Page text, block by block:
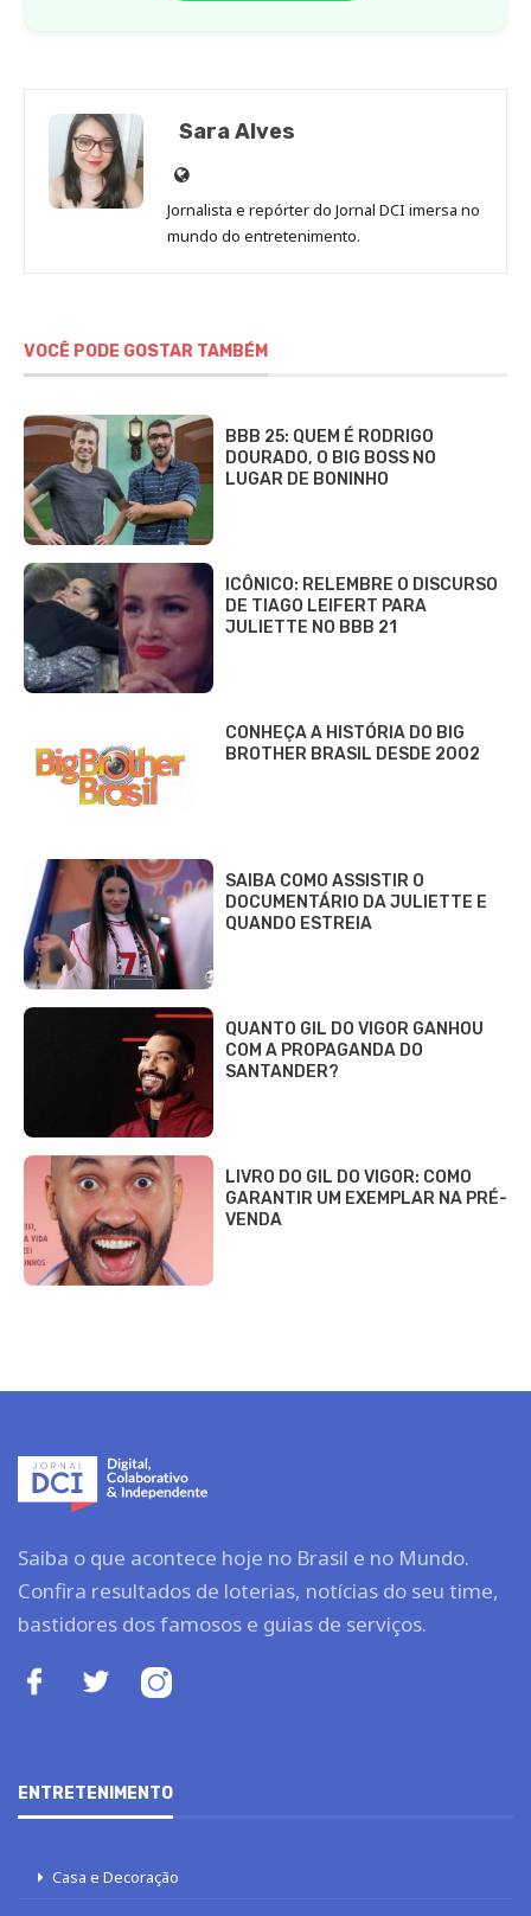
Sara Alves
Site
de
Sara
Jornalista e repórter do Jornal DCI imersa no
mundo do entretenimento.
VOCÊ PODE GOSTAR TAMBÉM
BBB 25: QUEM É RODRIGO
DOURADO, O BIG BOSS NO
LUGAR DE BONINHO
ICÔNICO: RELEMBRE O DISCURSO
DE TIAGO LEIFERT PARA
JULIETTE NO BBB 21
CONHEÇA A HISTÓRIA DO BIG
BROTHER BRASIL DESDE 2002
SAIBA COMO ASSISTIR O
DOCUMENTÁRIO DA JULIETTE E
QUANDO ESTREIA
QUANTO GIL DO VIGOR GANHOU
COM A PROPAGANDA DO
SANTANDER?
LIVRO DO GIL DO VIGOR: COMO
GARANTIR UM EXEMPLAR NA PRÉ-
VENDA
Saiba o que acontece hoje no Brasil e no Mundo.
Confira resultados de loterias, notícias do seu time,
bastidores dos famosos e guias de serviços.
ENTRETENIMENTO
Casa e Decoração